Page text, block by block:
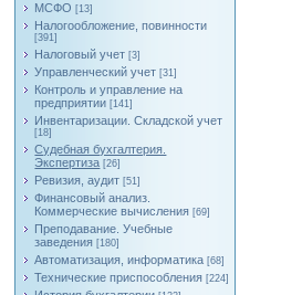
МСФО [13]
Налогообложение, повинности
[391]
Налоговый учет [3]
Управленческий учет [31]
Контроль и управление на
предприятии [141]
Инвентаризации. Складской учет
[18]
Судебная бухгалтерия.
Экспертиза [26]
Ревизия, аудит [51]
Финансовый анализ.
Коммерческие вычисления [69]
Преподавание. Учебные
заведения [180]
Автоматизация, информатика [68]
Технические приспособления [224]